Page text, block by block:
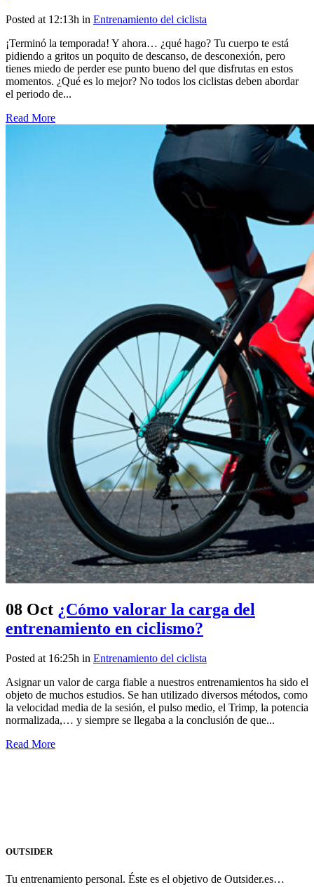
Posted at 12:13h in Entrenamiento del ciclista
¡Terminó la temporada! Y ahora… ¿qué hago? Tu cuerpo te está
pidiendo a gritos un poquito de descanso, de desconexión, pero
tienes miedo de perder ese punto bueno del que disfrutas en estos
momentos. ¿Qué es lo mejor? No todos los ciclistas deben abordar
el periodo de...
Read More
08 Oct ¿Cómo valorar la carga del
entrenamiento en ciclismo?
Posted at 16:25h in Entrenamiento del ciclista
Asignar un valor de carga fiable a nuestros entrenamientos ha sido el
objeto de muchos estudios. Se han utilizado diversos métodos, como
la velocidad media de la sesión, el pulso medio, el Trimp, la potencia
normalizada,… y siempre se llegaba a la conclusión de que...
Read More
OUTSIDER
Tu entrenamiento personal. Éste es el objetivo de Outsider.es…